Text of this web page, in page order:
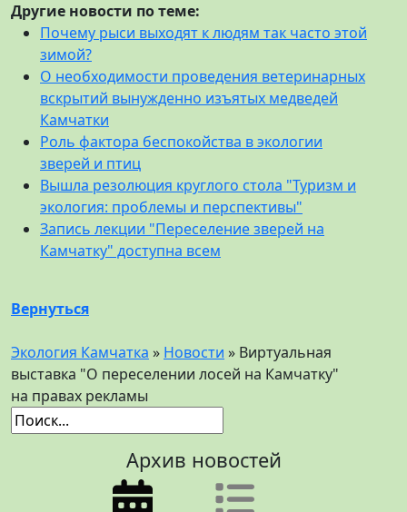
Другие новости по теме:
Почему рыси выходят к людям так часто этой
зимой?
О необходимости проведения ветеринарных
вскрытий вынужденно изъятых медведей
Камчатки
Роль фактора беспокойства в экологии
зверей и птиц
Вышла резолюция круглого стола "Туризм и
экология: проблемы и перспективы"
Запись лекции "Переселение зверей на
Камчатку" доступна всем
Вернуться
Экология Камчатка » Новости » Виртуальная
выставка "О переселении лосей на Камчатку"
на правах рекламы
Архив новостей